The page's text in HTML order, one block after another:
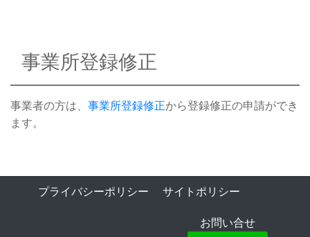
事業所登録修正
事業者の方は、 事業所登録修正から登録修正の申請ができ
ます。
プライバシーポリシー サイトポリシー
お問い合せ